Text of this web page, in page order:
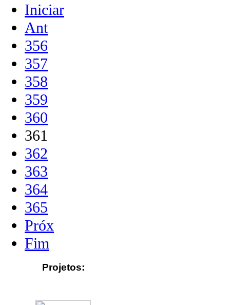
Iniciar
Ant
356
357
358
359
360
361
362
363
364
365
Próx
Fim
Projetos: